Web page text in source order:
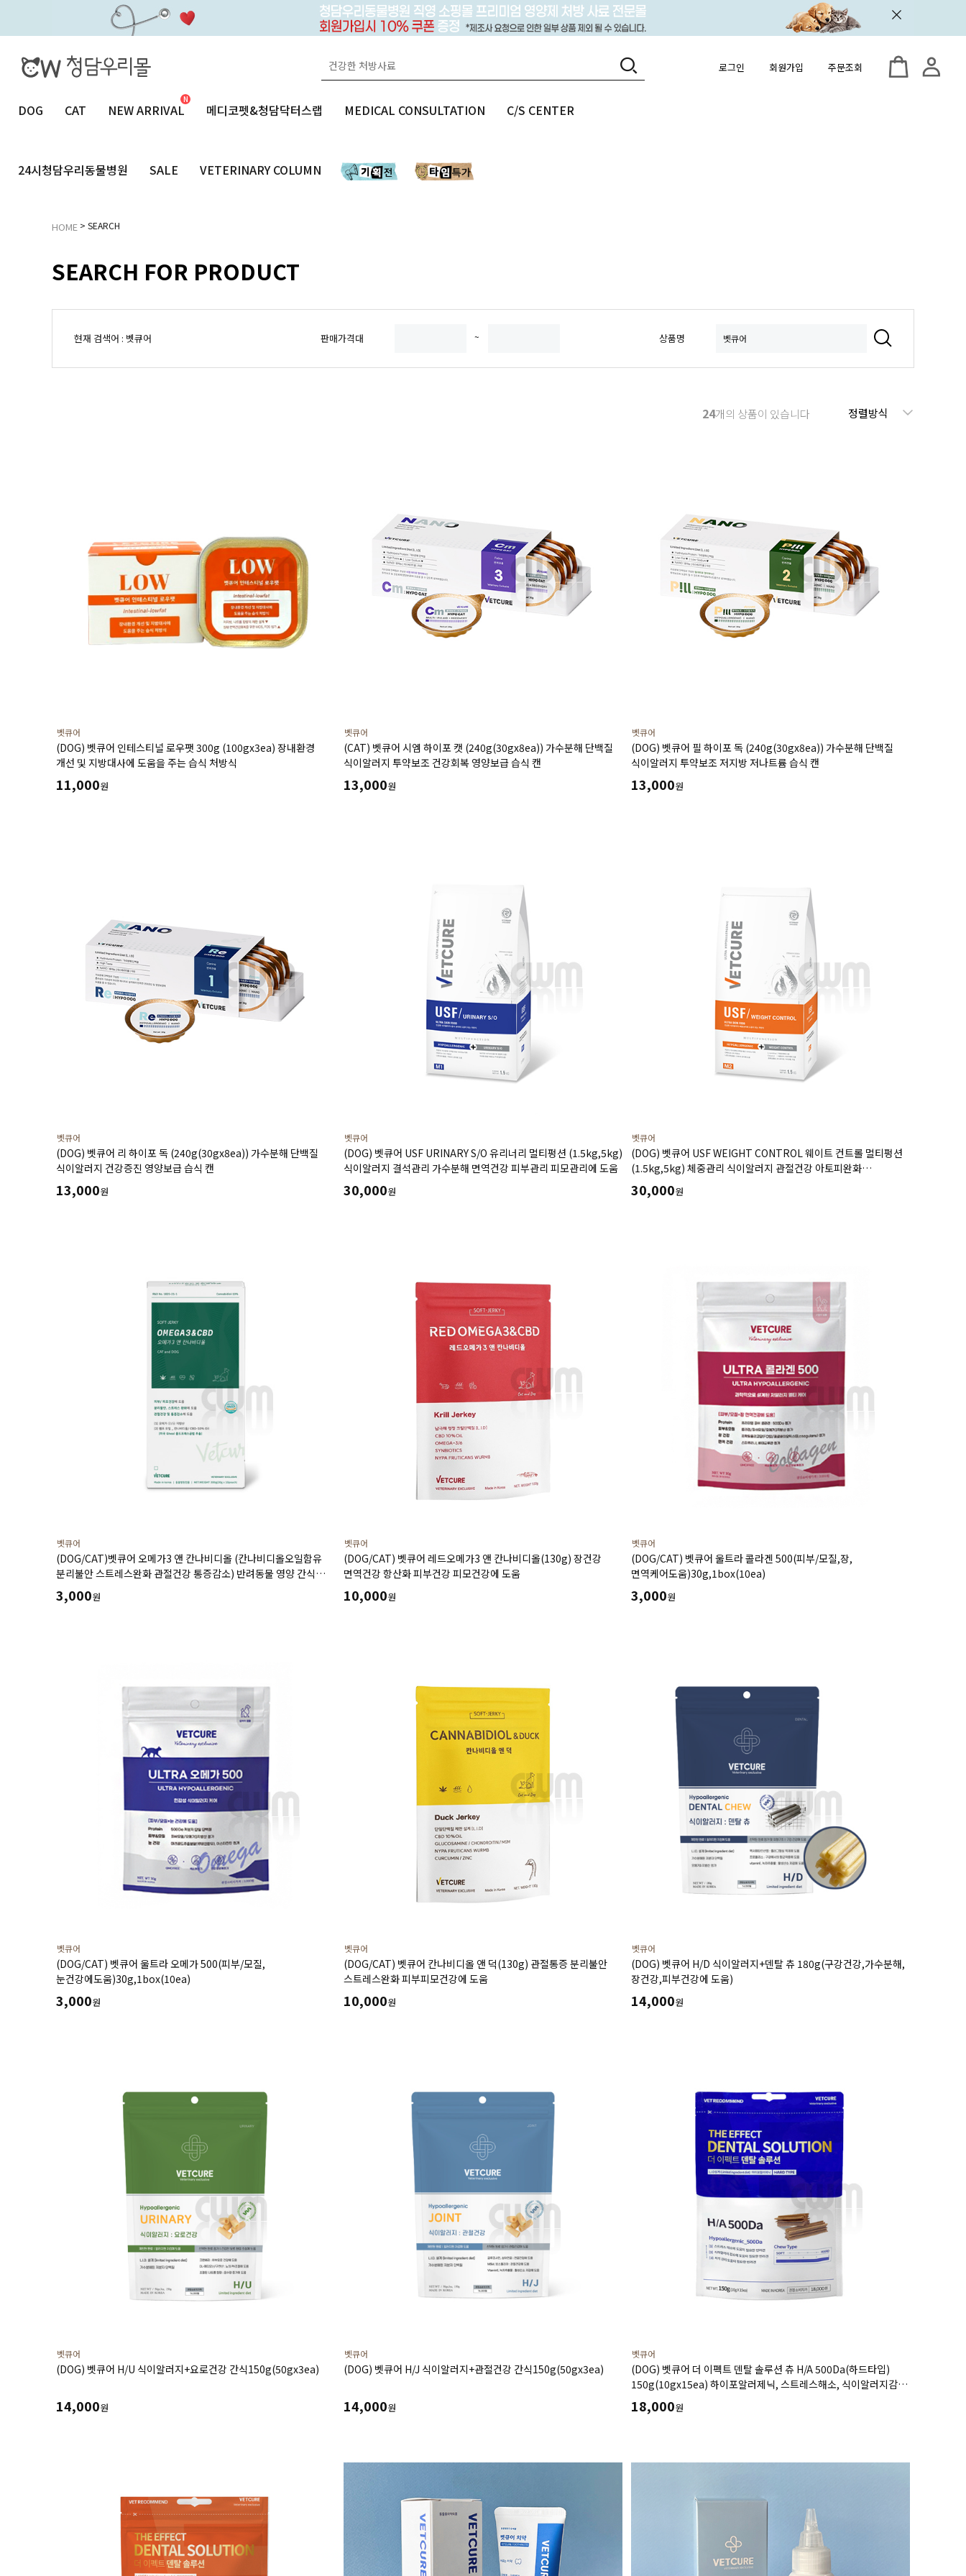
로그인 회원가입 주문조회
DOG CAT NEW ARRIVAL 메디코펫&청담닥터스랩 MEDICAL CONSULTATION C/S CENTER
24시청담우리동물병원 SALE VETERINARY COLUMN
HOME > SEARCH
SEARCH FOR PRODUCT
현재 검색어 : 벳큐어 판매가격대 ~ 상품명
24개의 상품이 있습니다 정렬방식
벳큐어
(DOG) 벳큐어 인테스티널 로우팻 300g (100gx3ea) 장내환경
개선 및 지방대사에 도움을 주는 습식 처방식
11,000원
벳큐어
(CAT) 벳큐어 시엠 하이포 캣 (240g(30gx8ea)) 가수분해 단백질
식이알러지 투약보조 건강회복 영양보급 습식 캔
13,000원
벳큐어
(DOG) 벳큐어 필 하이포 독 (240g(30gx8ea)) 가수분해 단백질
식이알러지 투약보조 저지방 저나트륨 습식 캔
13,000원
벳큐어
(DOG) 벳큐어 리 하이포 독 (240g(30gx8ea)) 가수분해 단백질
식이알러지 건강증진 영양보급 습식 캔
13,000원
벳큐어
(DOG) 벳큐어 USF URINARY S/O 유리너리 멀티펑션 (1.5kg,5kg)
식이알러지 결석관리 가수분해 면역건강 피부관리 피모관리에 도움
30,000원
벳큐어
(DOG) 벳큐어 USF WEIGHT CONTROL 웨이트 컨트롤 멀티펑션
(1.5kg,5kg) 체중관리 식이알러지 관절건강 아토피완화
위장관질환에 도움
30,000원
벳큐어
(DOG/CAT)벳큐어 오메가3 앤 칸나비디올 (칸나비디올오일함유
분리불안 스트레스완화 관절건강 통증감소) 반려동물 영양 간식
30g
3,000원
벳큐어
(DOG/CAT) 벳큐어 레드오메가3 앤 칸나비디올(130g) 장건강
면역건강 항산화 피부건강 피모건강에 도움
10,000원
벳큐어
(DOG/CAT) 벳큐어 울트라 콜라겐 500(피부/모질,장,
면역케어도움)30g,1box(10ea)
3,000원
벳큐어
(DOG/CAT) 벳큐어 울트라 오메가 500(피부/모질,
눈건강에도움)30g,1box(10ea)
3,000원
벳큐어
(DOG/CAT) 벳큐어 칸나비디올 앤 덕(130g) 관절통증 분리불안
스트레스완화 피부피모건강에 도움
10,000원
벳큐어
(DOG) 벳큐어 H/D 식이알러지+덴탈 츄 180g(구강건강,가수분해,
장건강,피부건강에 도움)
14,000원
벳큐어
(DOG) 벳큐어 H/U 식이알러지+요로건강 간식150g(50gx3ea)
14,000원
벳큐어
(DOG) 벳큐어 H/J 식이알러지+관절건강 간식150g(50gx3ea)
14,000원
벳큐어
(DOG) 벳큐어 더 이펙트 덴탈 솔루션 츄 H/A 500Da(하드타입)
150g(10gx15ea) 하이포알러제닉, 스트레스해소, 식이알러지감소,
치석관리도움
18,000원